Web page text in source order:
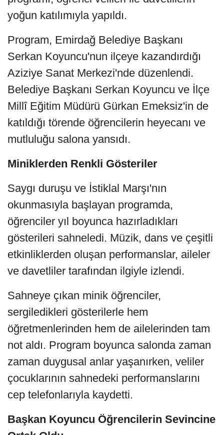
yoğun katılımıyla yapıldı.
Program, Emirdağ Belediye Başkanı
Serkan Koyuncu'nun ilçeye kazandırdığı
Aziziye Sanat Merkezi'nde düzenlendi.
Belediye Başkanı Serkan Koyuncu ve İlçe
Millî Eğitim Müdürü Gürkan Emeksiz'in de
katıldığı törende öğrencilerin heyecanı ve
mutluluğu salona yansıdı.
Miniklerden Renkli Gösteriler
Saygı duruşu ve İstiklal Marşı'nın
okunmasıyla başlayan programda,
öğrenciler yıl boyunca hazırladıkları
gösterileri sahneledi. Müzik, dans ve çeşitli
etkinliklerden oluşan performanslar, aileler
ve davetliler tarafından ilgiyle izlendi.
Sahneye çıkan minik öğrenciler,
sergiledikleri gösterilerle hem
öğretmenlerinden hem de ailelerinden tam
not aldı. Program boyunca salonda zaman
zaman duygusal anlar yaşanırken, veliler
çocuklarının sahnedeki performanslarını
cep telefonlarıyla kaydetti.
Başkan Koyuncu Öğrencilerin Sevincine